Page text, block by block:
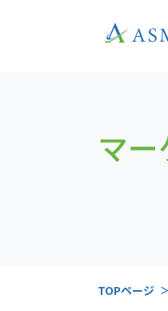
マ
TOPページ